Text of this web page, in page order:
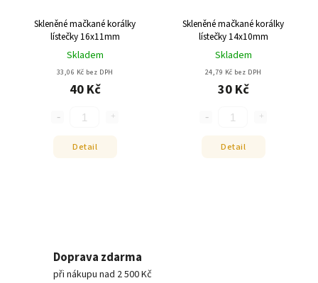
Skleněné mačkané korálky
lístečky 16x11mm
Skladem
33,06 Kč bez DPH
40 Kč
Detail
Skleněné mačkané korálky
lístečky 14x10mm
Skladem
24,79 Kč bez DPH
30 Kč
Detail
Doprava zdarma
při nákupu nad 2 500 Kč